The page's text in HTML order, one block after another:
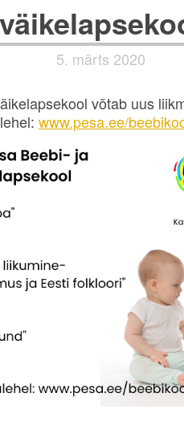
5. märts 2020
võtab uus
www.pesa.ee/